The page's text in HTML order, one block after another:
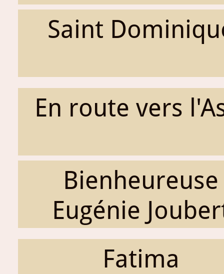
Saint
En route vers
Bienheureuse
Eugénie
Fatima